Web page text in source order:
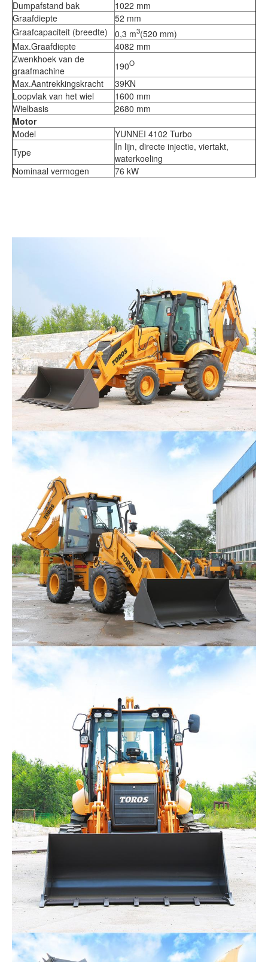
Dumpafstand bak
1022 mm
Graafdiepte
52 mm
Graafcapaciteit (breedte)
0,3 m3(520 mm)
Max.Graafdiepte
4082 mm
Zwenkhoek van de
graafmachine
190O
Max.Aantrekkingskracht
39KN
Loopvlak van het wiel
1600 mm
Wielbasis
2680 mm
Motor
Model
YUNNEI 4102 Turbo
Type
In lijn, directe injectie, viertakt,
waterkoeling
Nominaal vermogen
76 kW